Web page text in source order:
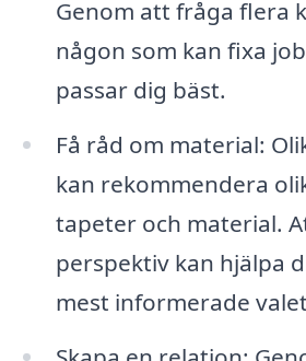
Genom att fråga flera
någon som kan fixa
passar dig bäst.
Få råd om material:
kan rekommendera
tapeter och material.
perspektiv kan hjälpa
mest informerade